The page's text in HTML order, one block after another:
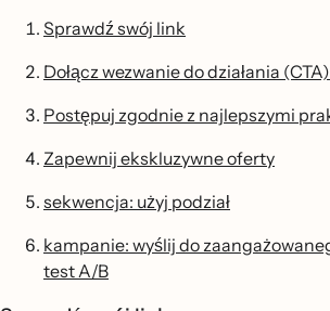
Sprawdź swój link
Dołącz wezwanie do działania (CTA)
Postępuj zgodnie z najlepszymi
Zapewnij ekskluzywne oferty
sekwencja: użyj podział
kampanie: wyślij do
test A/B